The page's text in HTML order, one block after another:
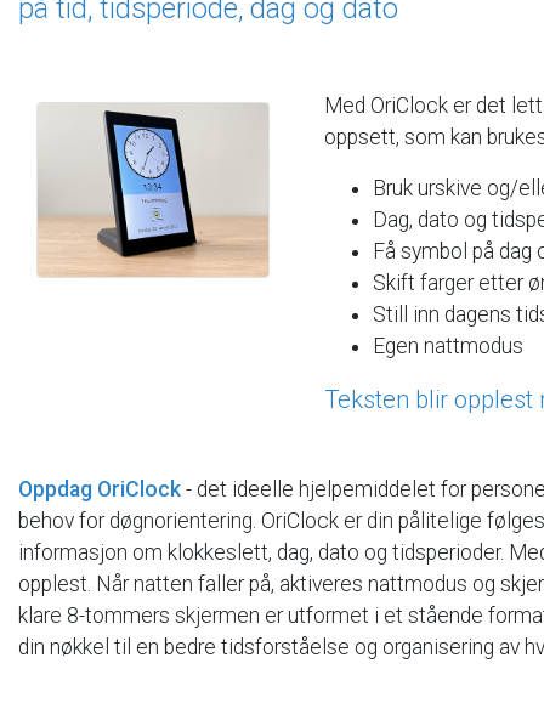
på tid, tidsperiode, dag og dato
Med OriClock er det lett
oppsett, som kan
Bruk urskive og/
Dag, dato og
Få symbol på dag
Skift farger etter
Still
inn dagens
Egen nattmodus
Teksten blir opplest
Oppdag OriClock - det ideelle hjelpemiddelet for
behov for døgnorientering. OriClock er din pålitelige
informasjon om klokkeslett, dag, dato og tidsperioder.
opplest. Når natten faller på, aktiveres nattmodus og
klare 8-tommers skjermen er utformet i et stående
din nøkkel til en bedre tidsforståelse og organisering av